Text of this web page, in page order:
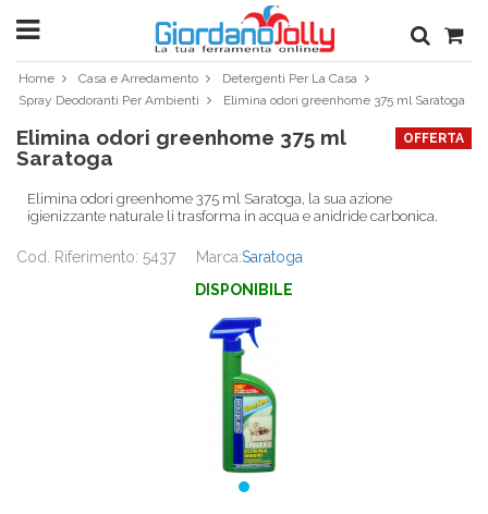
Home Casa e Arredamento
Detergenti Per La Casa
Spray Deodoranti Per Ambienti
Elimina odori greenhome 375 ml Saratoga
Elimina odori greenhome 375 ml
Saratoga
Elimina odori greenhome 375 ml Saratoga, la sua azione
igienizzante naturale li trasforma in acqua e anidride carbonica.
Cod. Riferimento: 5437 Marca:Saratoga
DISPONIBILE
OFFERTA